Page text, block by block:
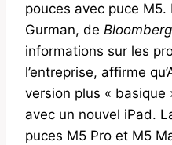
pouces avec puce
Gurman, de Bloomberg
informations sur les
l’entreprise, affirme
version plus « basique
avec un nouvel iPad.
puces M5 Pro et M5